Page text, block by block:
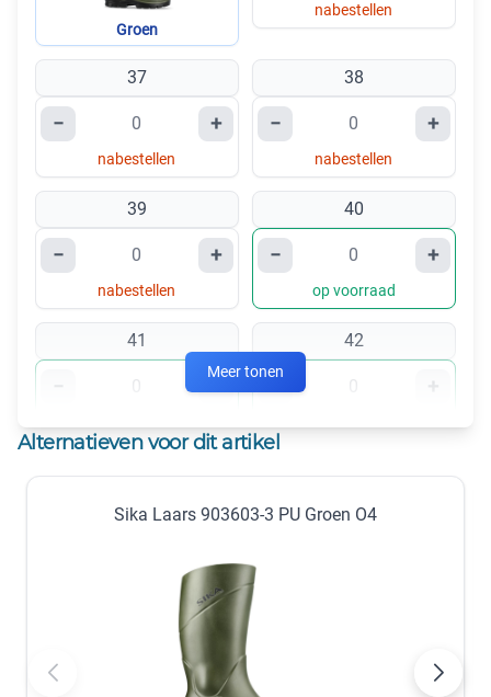
Groen
nabestellen
37
− +
nabestellen
38
− +
nabestellen
39
− +
nabestellen
40
− +
op voorraad
41 42
+
43
+
44
−
Meer tonen
Alternatieven voor dit artikel
Sika Laars 903603-3 PU Groen O4